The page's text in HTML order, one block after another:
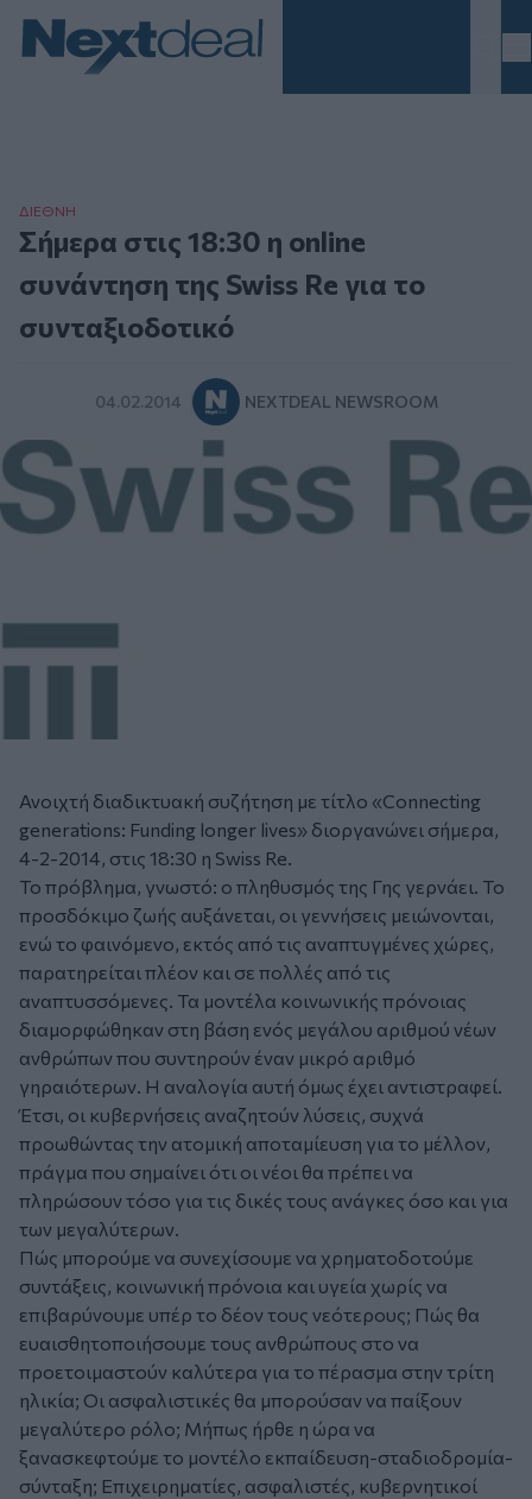
ΔΙΕΘΝΗ
Σήμερα στις 18:30 η online
συνάντηση της Swiss Re για το
συνταξιοδοτικό
04.02.2014 NEXTDEAL NEWSROOM
Ανοιχτή διαδικτυακή συζήτηση με τίτλο «Connecting
generations: Funding longer lives» διοργανώνει σήμερα,
4-2-2014, στις 18:30 η Swiss Re.
Το πρόβλημα, γνωστό: ο πληθυσμός της Γης γερνάει. Το
προσδόκιμο ζωής αυξάνεται, οι γεννήσεις μειώνονται,
ενώ το φαινόμενο, εκτός από τις αναπτυγμένες χώρες,
παρατηρείται πλέον και σε πολλές από τις
αναπτυσσόμενες. Τα μοντέλα κοινωνικής πρόνοιας
διαμορφώθηκαν στη βάση ενός μεγάλου αριθμού νέων
ανθρώπων που συντηρούν έναν μικρό αριθμό
γηραιότερων. Η αναλογία αυτή όμως έχει αντιστραφεί.
Έτσι, οι κυβερνήσεις αναζητούν λύσεις, συχνά
προωθώντας την ατομική αποταμίευση για το μέλλον,
πράγμα που σημαίνει ότι οι νέοι θα πρέπει να
πληρώσουν τόσο για τις δικές τους ανάγκες όσο και για
των μεγαλύτερων.
Πώς μπορούμε να συνεχίσουμε να χρηματοδοτούμε
συντάξεις, κοινωνική πρόνοια και υγεία χωρίς να
επιβαρύνουμε υπέρ το δέον τους νεότερους; Πώς θα
ευαισθητοποιήσουμε τους ανθρώπους στο να
προετοιμαστούν καλύτερα για το πέρασμα στην τρίτη
ηλικία; Οι ασφαλιστικές θα μπορούσαν να παίξουν
μεγαλύτερο ρόλο; Μήπως ήρθε η ώρα να
ξανασκεφτούμε το μοντέλο εκπαίδευση-σταδιοδρομία-
σύνταξη; Επιχειρηματίες, ασφαλιστές, κυβερνητικοί